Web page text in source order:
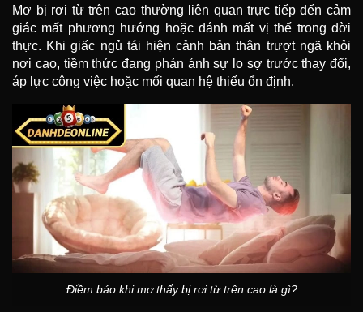
Mơ bị rơi từ trên cao thường liên quan trực tiếp đến cảm
giác mất phương hướng hoặc đánh mất vị thế trong đời
thực. Khi giấc ngủ tái hiện cảnh bản thân trượt ngã khỏi
nơi cao, tiềm thức đang phản ánh sự lo sợ trước thay đổi,
áp lực công việc hoặc mối quan hệ thiếu ổn định.
Điềm báo khi mơ thấy bị rơi từ trên cao là gì?